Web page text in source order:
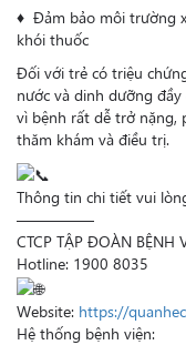
♦ Đảm bảo môi trường
khói thuốc
Đối với trẻ có triệu
nước và dinh dưỡng
vì bệnh rất dễ trở nặng,
thăm khám và điều trị.
Thông tin chi tiết vui
—————
CTCP TẬP ĐOÀN BỆNH
Hotline: 1900 8035
Website: https://
Hệ thống bệnh viện: